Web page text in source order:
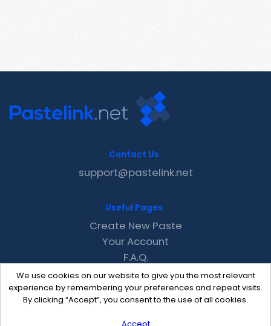
We use cookies on our website to give you the most relevant
experience by remembering your preferences and repeat visits.
By clicking “Accept”, you consent to the use of all cookies.
Contact Us
support@pastelink.net
Useful Pages
Create New Paste
Your Account
F.A.Q.
Recent
Contact